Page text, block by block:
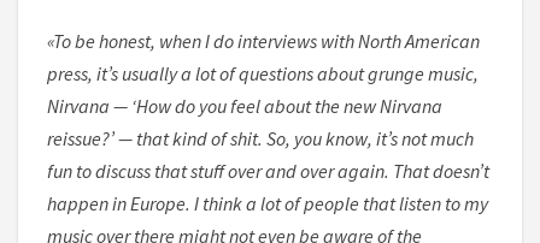
«To be honest, when I do interviews with North American
press, it’s usually a lot of questions about grunge music,
Nirvana — ‘How do you feel about the new Nirvana
reissue?’ — that kind of shit. So, you know, it’s not much
fun to discuss that stuff over and over again. That doesn’t
happen in Europe. I think a lot of people that listen to my
music over there might not even be aware of the